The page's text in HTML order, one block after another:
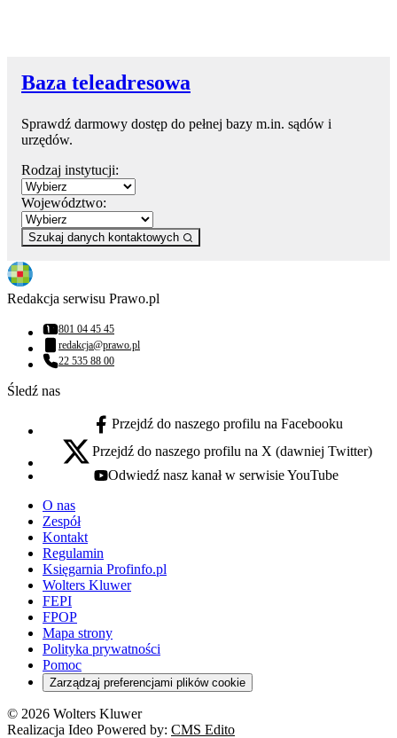
Baza teleadresowa
Sprawdź darmowy dostęp do pełnej bazy m.in. sądów i
urzędów.
Rodzaj instytucji:
Województwo:
Szukaj danych kontaktowych
Redakcja serwisu Prawo.pl
Numer telefonu:
801 04 45 45
Adres email:
redakcja@prawo.pl
Numer telefonu:
22 535 88 00
Śledź nas
facebook - otwiera się w nowej karcie
Przejdź do naszego profilu na Facebooku
x - otwiera się w nowej karcie
Przejdź do naszego profilu na X (dawniej Twitter)
youtube - otwiera się w nowej karcie
Odwiedź nasz kanał w serwisie YouTube
O nas
Zespół
Kontakt
Regulamin
Księgarnia Profinfo.pl
Wolters Kluwer
FEPI
FPOP
Mapa strony
Polityka prywatności
Pomoc
Zarządzaj preferencjami plików cookie
© 2026 Wolters Kluwer
Realizacja Ideo Powered by: CMS Edito